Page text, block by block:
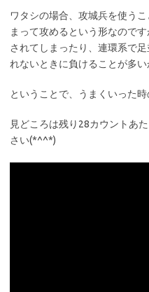
ワタシの場合、攻城兵を使う
まって攻めるという形なので
されてしまったり、連環系で
れないときに負けることが多い
ということで、うまくいった時
見どころは残り28カウントあ
さい(*^^*)